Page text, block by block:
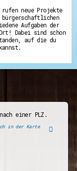
rufen neue Projekte
Aufgaben der
Dabei sind schon
auf die du
einer PLZ.
in der Karte